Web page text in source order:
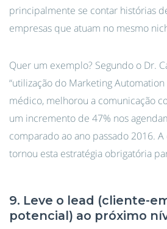
principalmente se contar histórias
empresas que atuam no mesmo
Quer um exemplo? Segundo o Dr.
“utilização do Marketing
médico, melhorou a comunicação
um incremento de 47% nos
comparado ao ano passado 2016.
tornou esta estratégia obrigatória
9. Leve o lead (cliente-
potencial) ao próximo